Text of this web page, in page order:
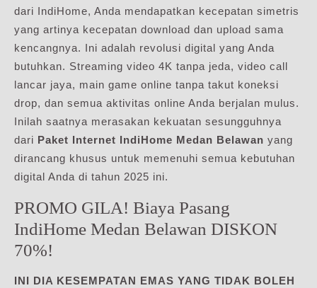
dari IndiHome, Anda mendapatkan kecepatan simetris
yang artinya kecepatan download dan upload sama
kencangnya. Ini adalah revolusi digital yang Anda
butuhkan. Streaming video 4K tanpa jeda, video call
lancar jaya, main game online tanpa takut koneksi
drop, dan semua aktivitas online Anda berjalan mulus.
Inilah saatnya merasakan kekuatan sesungguhnya
dari Paket Internet IndiHome Medan Belawan yang
dirancang khusus untuk memenuhi semua kebutuhan
digital Anda di tahun 2025 ini.
PROMO GILA! Biaya Pasang
IndiHome Medan Belawan DISKON
70%!
INI DIA KESEMPATAN EMAS YANG TIDAK BOLEH